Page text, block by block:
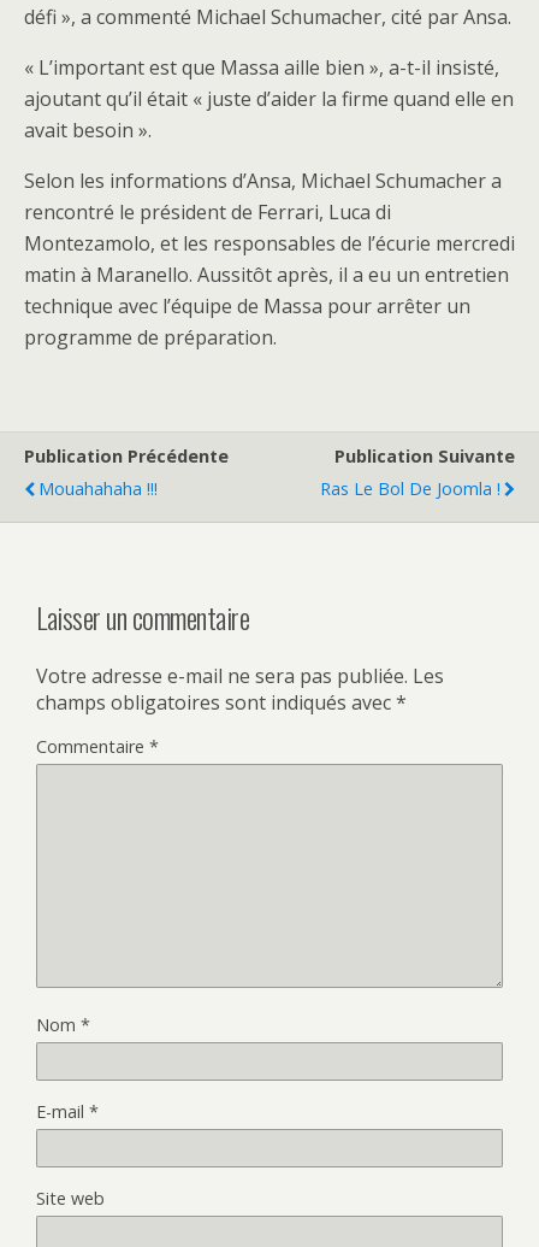
défi », a commenté Michael Schumacher, cité par Ansa.
« L’important est que Massa aille bien », a-t-il insisté,
ajoutant qu’il était « juste d’aider la firme quand elle en
avait besoin ».
Selon les informations d’Ansa, Michael Schumacher a
rencontré le président de Ferrari, Luca di
Montezamolo, et les responsables de l’écurie mercredi
matin à Maranello. Aussitôt après, il a eu un entretien
technique avec l’équipe de Massa pour arrêter un
programme de préparation.
Publication Précédente
Mouahahaha !!!
Publication Suivante
Ras Le Bol De Joomla !
Laisser un commentaire
Votre adresse e-mail ne sera pas publiée. Les
champs obligatoires sont indiqués avec*
Commentaire *
Nom *
E-mail *
Site web